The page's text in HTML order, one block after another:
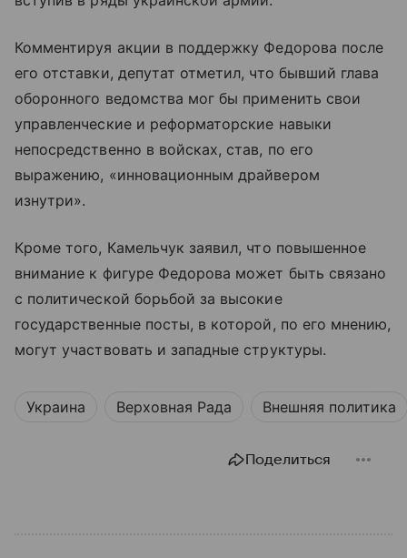
Комментируя акции в поддержку Федорова после
его отставки, депутат отметил, что бывший глава
оборонного ведомства мог бы применить свои
управленческие и реформаторские навыки
непосредственно в войсках, став, по его
выражению, «инновационным драйвером
изнутри».
Кроме того, Камельчук заявил, что повышенное
внимание к фигуре Федорова может быть связано
с политической борьбой за высокие
государственные посты, в которой, по его мнению,
могут участвовать и западные структуры.
Украина Верховная Рада Внешняя политика
Поделиться